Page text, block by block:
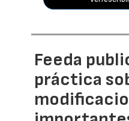
Feeda
práctica